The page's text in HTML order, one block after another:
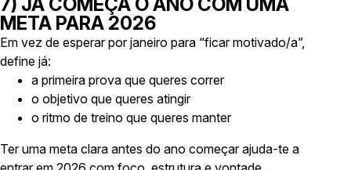
META PARA 2026
Em vez de esperar por janeiro para “ficar motivado/a”,
define já:
a primeira prova que queres correr
o objetivo que queres atingir
o ritmo de treino que queres manter
Ter uma meta clara antes do ano começar ajuda-te a